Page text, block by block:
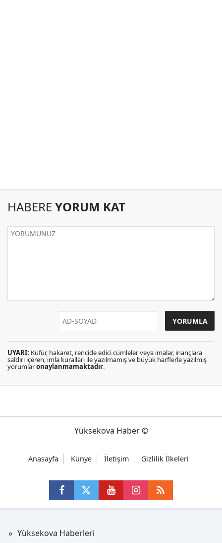
HABERE YORUM KAT
UYARI: Küfür, hakaret, rencide edici cümleler veya imalar, inançlara
saldırı içeren, imla kuralları ile yazılmamış ve büyük harflerle yazılmış
yorumlaronaylanmamaktadır.
Yüksekova Haber ©
Anasayfa Künye İletişim Gizlilik İlkeleri
Yüksekova Haberleri